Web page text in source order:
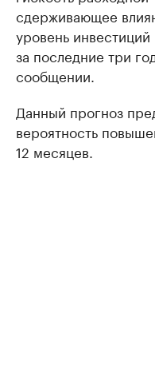
сдерживающее
уровень
за последние три
сообщении.
Данный прогноз
вероятность
12 месяцев.